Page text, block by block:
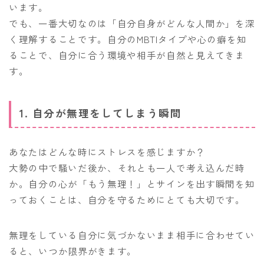
います。
でも、一番大切なのは「自分自身がどんな人間か」を深
く理解することです。自分のMBTIタイプや心の癖を知
ることで、自分に合う環境や相手が自然と見えてきま
す。
1. 自分が無理をしてしまう瞬間
あなたはどんな時にストレスを感じますか？
大勢の中で騒いだ後か、それとも一人で考え込んだ時
か。自分の心が「もう無理！」とサインを出す瞬間を知
っておくことは、自分を守るためにとても大切です。
無理をしている自分に気づかないまま相手に合わせてい
ると、いつか限界がきます。